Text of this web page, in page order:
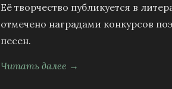
Её творчество публикуется в
отмечено наградами конкурсов
песен.
Читать далее →